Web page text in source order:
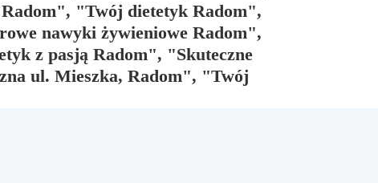
"Twój dietetyk Radom",
nawyki żywieniowe Radom",
z pasją Radom", "Skuteczne
ul. Mieszka, Radom", "Twój